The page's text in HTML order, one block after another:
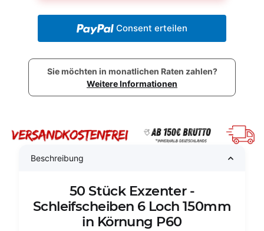
Consent erteilen
Sie möchten in monatlichen Raten zahlen?
Weitere Informationen
Beschreibung
50 Stück Exzenter -
Schleifscheiben 6 Loch 150mm
in Körnung P60